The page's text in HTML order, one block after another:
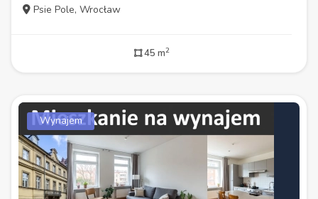
Psie Pole, Wrocław
45 m2
Wynajem